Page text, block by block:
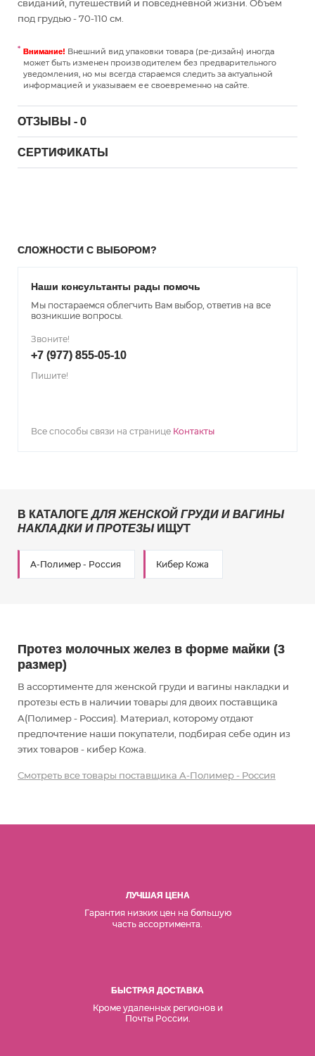
свиданий, путешествий и повседневной жизни. Объем
под грудью - 70-110 см.
Внимание! Внешний вид упаковки товара (ре-дизайн) иногда
может быть изменен производителем без предварительного
уведомления, но мы всегда стараемся следить за актуальной
информацией и указываем ее своевременно на сайте.
ОТЗЫВЫ - 0
СЕРТИФИКАТЫ
СЛОЖНОСТИ С ВЫБОРОМ?
Наши консультанты рады помочь
Мы постараемся облегчить Вам выбор, ответив на все
возникшие вопросы.
Звоните!
+7 (977) 855-05-10
Пишите!
Все способы связи на странице Контакты
В КАТАЛОГЕДЛЯ ЖЕНСКОЙ ГРУДИ И ВАГИНЫ
НАКЛАДКИ И ПРОТЕЗЫИЩУТ
А-Полимер - Россия Кибер Кожа
Протез молочных желез в форме майки (3
размер)
В ассортименте для женской груди и вагины накладки и
протезы есть в наличии товары для двоих поставщика
А(Полимер - Россия). Материал, которому отдают
предпочтение наши покупатели, подбирая себе один из
этих товаров - кибер Кожа.
Смотреть все товары поставщика А-Полимер - Россия
ЛУЧШАЯ ЦЕНА
Гарантия низких цен на большую
часть ассортимента.
БЫСТРАЯ ДОСТАВКА
Кроме удаленных регионов и
Почты России.